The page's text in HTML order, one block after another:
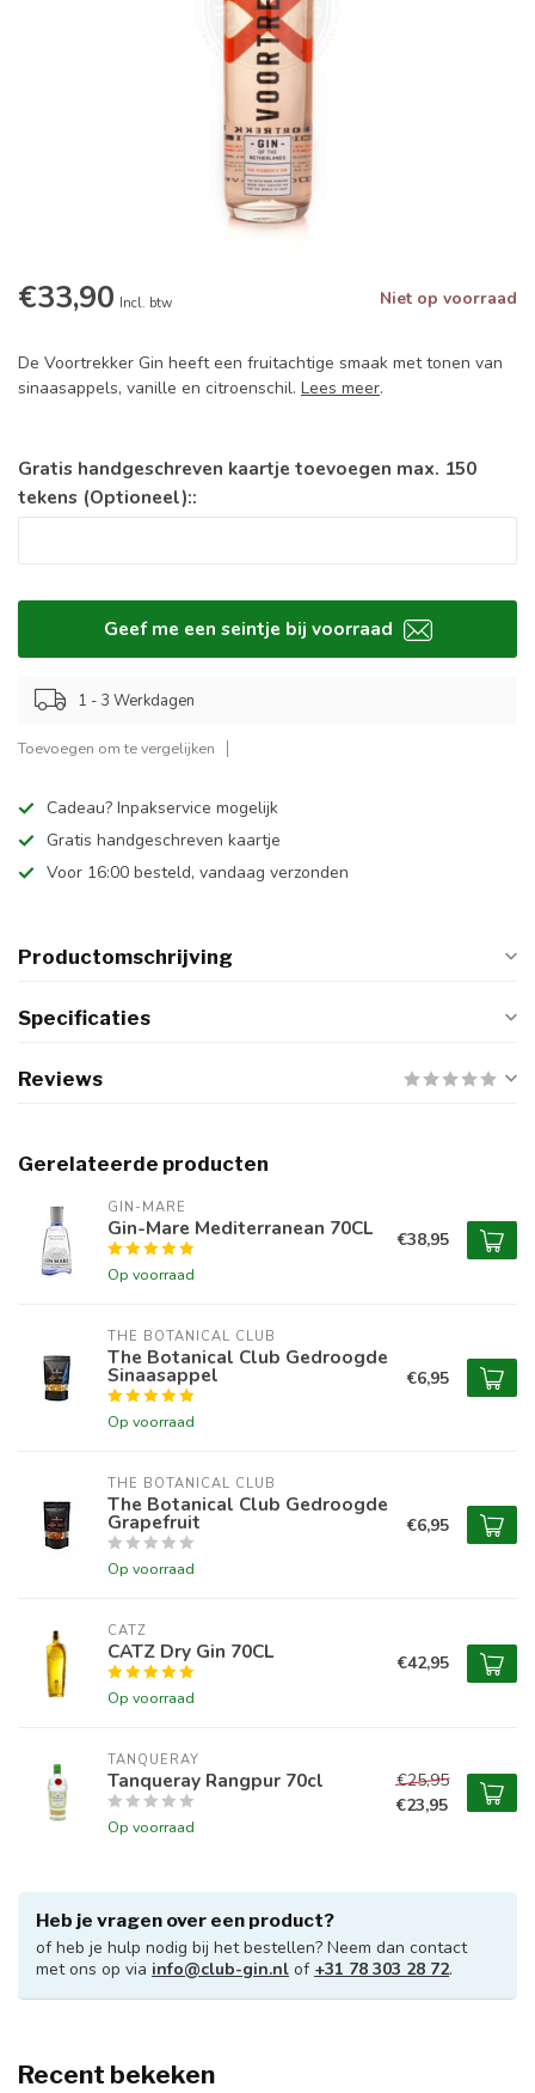
€33,90 Incl. btw Niet op voorraad
De Voortrekker Gin heeft een fruitachtige smaak met tonen van
sinaasappels, vanille en citroenschil. Lees meer.
Gratis handgeschreven kaartje toevoegen max. 150
tekens (Optioneel)::
Geef me een seintje bij voorraad
1 - 3 Werkdagen
Toevoegen om te vergelijken
Cadeau? Inpakservice mogelijk
Gratis handgeschreven kaartje
Voor 16:00 besteld, vandaag verzonden
Productomschrijving
Specificaties
Reviews
Gerelateerde producten
GIN-MARE
Gin-Mare Mediterranean 70CL
Op voorraad
€38,95
THE BOTANICAL CLUB
The Botanical Club Gedroogde
Sinaasappel
Op voorraad
€6,95
THE BOTANICAL CLUB
The Botanical Club Gedroogde
Grapefruit
Op voorraad
€6,95
CATZ
CATZ Dry Gin 70CL
Op voorraad
€42,95
TANQUERAY
Tanqueray Rangpur 70cl
Op voorraad
€25,95
€23,95
Heb je vragen over een product?
of heb je hulp nodig bij het bestellen? Neem dan contact
met ons op via info@club-gin.nl of +31 78 303 28 72.
Recent bekeken